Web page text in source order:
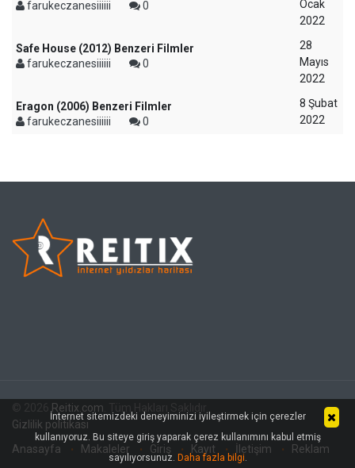
farukeczanesiiiiii
0
Ocak
2022
Safe House (2012) Benzeri Filmler
farukeczanesiiiiii
0
28
Mayıs
2022
Eragon (2006) Benzeri Filmler
farukeczanesiiiiii
0
8 Şubat
2022
Reitix.com
Gizlilik politikası
Anasayfa
Makaleler Giriş Kayıt İletişim Reklam
İnternet sitemizdeki deneyiminizi iyileştirmek için çerezler
kullanıyoruz. Bu siteye giriş yaparak çerez kullanımını kabul etmiş
sayılıyorsunuz. Daha fazla bilgi.